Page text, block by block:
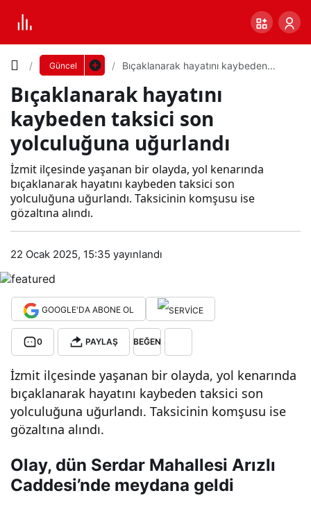
Güncel
Bıçaklanarak hayatını kaybeden
Bıçaklanarak hayatını
kaybeden taksici son
yolculuğuna uğurlandı
İzmit ilçesinde yaşanan bir olayda, yol kenarında
bıçaklanarak hayatını kaybeden taksici son
yolculuğuna uğurlandı. Taksicinin komşusu ise
gözaltına alındı.
22 Ocak 2025, 15:35 yayınlandı
GOOGLE'DA ABONE OL
0 PAYLAŞ BEĞEN
İzmit ilçesinde yaşanan bir olayda, yol kenarında
bıçaklanarak hayatını kaybeden taksici son
yolculuğuna uğurlandı. Taksicinin komşusu ise
gözaltına alındı.
Olay, dün Serdar Mahallesi Arızlı
Caddesi’nde meydana geldi
Bıça
klan
arak
hay
atını
kay
bed
en
ici
Yazı
Boyutunu
Küçük
Varsayılana
dön
0 PAYLAŞ